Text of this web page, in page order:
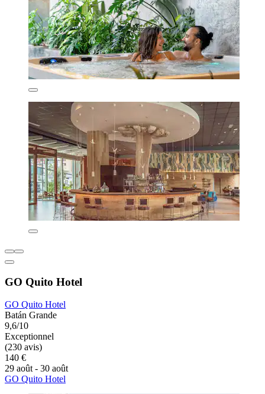
GO Quito Hotel
GO Quito Hotel
Batán Grande
9,6/10
Exceptionnel
(230 avis)
140 €
29 août - 30 août
GO Quito Hotel